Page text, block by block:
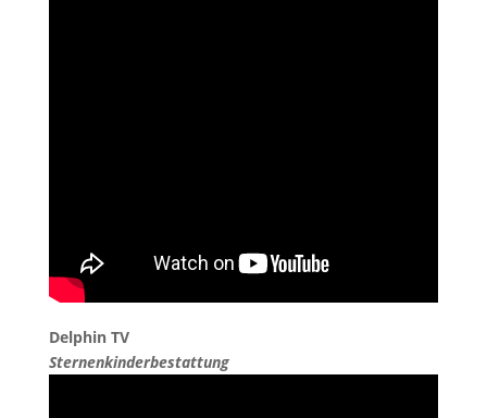
Delphin TV
Sternenkinderbestattung